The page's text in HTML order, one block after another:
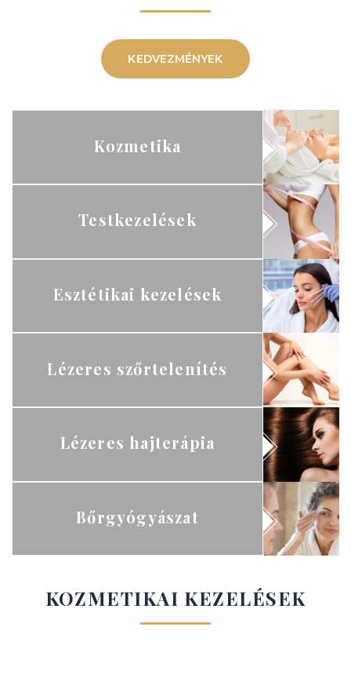
KEDVEZMÉNYEK
Kozmetika
Testkezelések
Esztétikai kezelések
Lézeres szőrtelenítés
Lézeres hajterápia
Bőrgyógyászat
KOZMETIKAI KEZELÉSEK